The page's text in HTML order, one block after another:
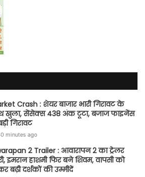
Crash : शेयर बाजार भारी गिरावट के
खुला, सेंसेक्स 438 अंक टूटा, बजाज फाइनेंस
गिरावट
minutes ago
2 Trailer : आवारापन 2 का ट्रेलर
इमरान हाशमी फिर बने शिवम, वापसी को
बढ़ी दर्शकों की उम्मीदें